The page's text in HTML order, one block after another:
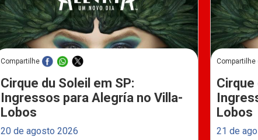
Compartilhe
Cirque du Soleil em SP:
Ingressos para Alegría no Villa-
Lobos
20 de agosto 2026
Compartilhe
Cirque
Lobos
21 de